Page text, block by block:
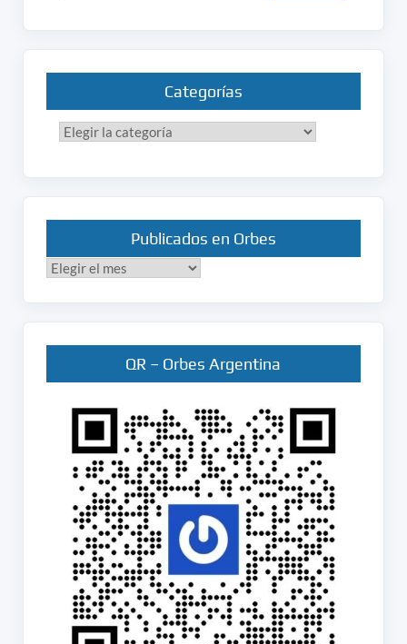
Categorías
Categorías
Publicados en Orbes
Publicados
QR – Orbes Argentina